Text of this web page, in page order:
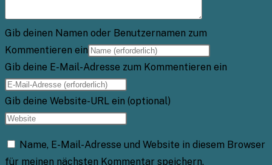
Gib deinen Namen oder Benutzernamen zum
Kommentieren ein
Gib deine E-Mail-Adresse zum Kommentieren ein
Gib deine Website-URL ein (optional)
Name, E-Mail-Adresse und Website in diesem Browser
für meinen nächsten Kommentar speichern.